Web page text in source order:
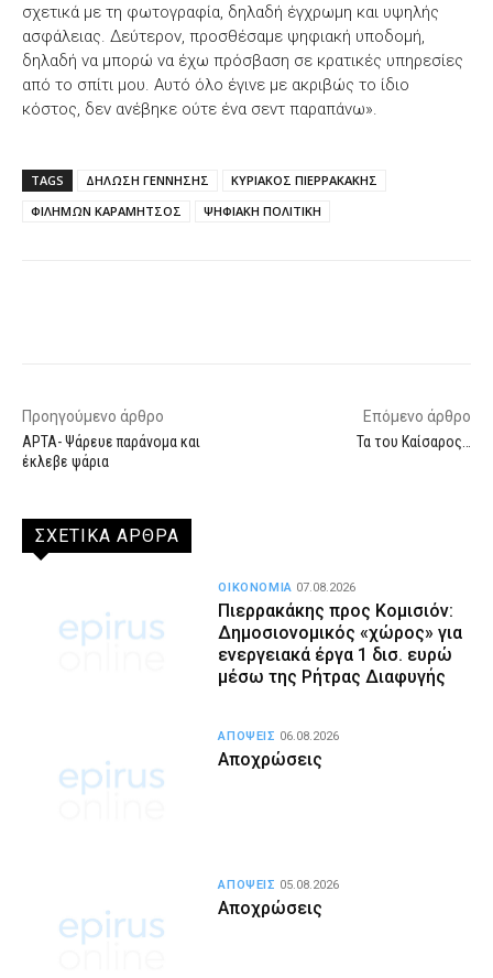
σχετικά με τη φωτογραφία, δηλαδή έγχρωμη και υψηλής
ασφάλειας. Δεύτερον, προσθέσαμε ψηφιακή υποδομή,
δηλαδή να μπορώ να έχω πρόσβαση σε κρατικές υπηρεσίες
από το σπίτι μου. Αυτό όλο έγινε με ακριβώς το ίδιο
κόστος, δεν ανέβηκε ούτε ένα σεντ παραπάνω».
TAGS ΔΗΛΩΣΗ ΓΕΝΝΗΣΗΣ
ΚΥΡΙΑΚΟΣ ΠΙΕΡΡΑΚΑΚΗΣ
ΦΙΛΗΜΩΝ ΚΑΡΑΜΗΤΣΟΣ
ΨΗΦΙΑΚΗ ΠΟΛΙΤΙΚΗ
Προηγούμενο άρθρο
ΑΡΤΑ- Ψάρευε παράνομα και
έκλεβε ψάρια
Επόμενο άρθρο
Τα του Καίσαρος…
ΣΧΕΤΙΚΑ ΑΡΘΡΑ
Πιερρακάκης προς Κομισιόν:
Δημοσιονομικός «χώρος» για
ενεργειακά έργα 1 δισ. ευρώ
μέσω της Ρήτρας Διαφυγής
ΟΙΚΟΝΟΜΙΑ 07.08.2026
Αποχρώσεις
ΑΠΟΨΕΙΣ 06.08.2026
Αποχρώσεις
ΑΠΟΨΕΙΣ 05.08.2026